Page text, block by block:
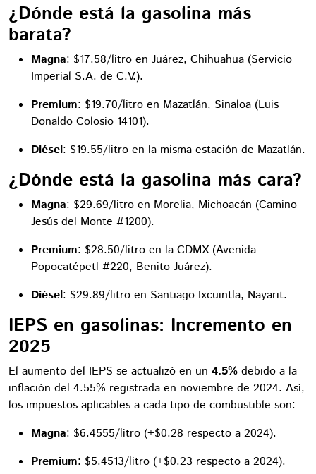
¿Dónde está la gasolina más
barata?
Magna: $17.58/litro en Juárez, Chihuahua (Servicio
Imperial S.A. de C.V.).
Premium: $19.70/litro en Mazatlán, Sinaloa (Luis
Donaldo Colosio 14101).
Diésel: $19.55/litro en la misma estación de Mazatlán.
¿Dónde está la gasolina más cara?
Magna: $29.69/litro en Morelia, Michoacán (Camino
Jesús del Monte #1200).
Premium: $28.50/litro en la CDMX (Avenida
Popocatépetl #220, Benito Juárez).
Diésel: $29.89/litro en Santiago Ixcuintla, Nayarit.
IEPS en gasolinas: Incremento en
2025
El aumento del IEPS se actualizó en un 4.5% debido a la
inflación del 4.55% registrada en noviembre de 2024. Así,
los impuestos aplicables a cada tipo de combustible son:
Magna: $6.4555/litro (+$0.28 respecto a 2024).
Premium: $5.4513/litro (+$0.23 respecto a 2024).